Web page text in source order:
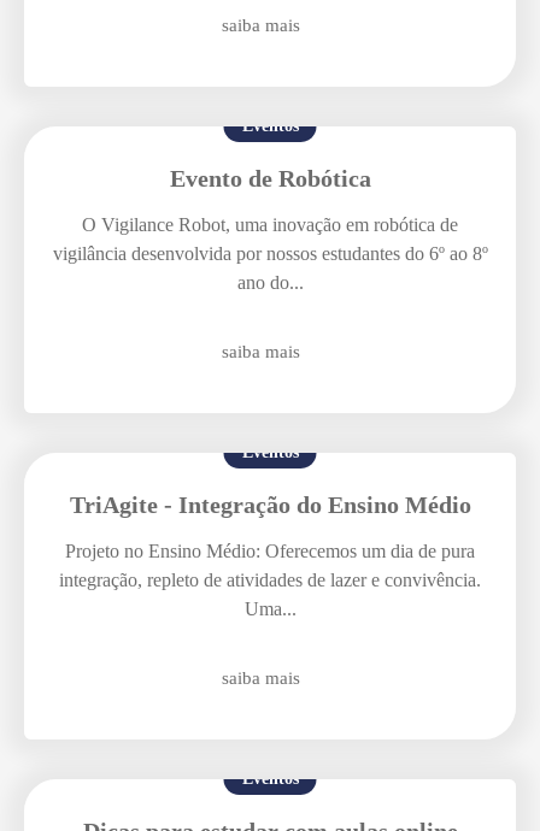
saiba mais
Eventos
Evento de Robótica
O Vigilance Robot, uma inovação em robótica de
vigilância desenvolvida por nossos estudantes do 6º ao 8º
ano do...
saiba mais
Eventos
TriAgite - Integração do Ensino Médio
Projeto no Ensino Médio: Oferecemos um dia de pura
integração, repleto de atividades de lazer e convivência.
Uma...
saiba mais
Eventos
Agende uma visita
Enviar E-mail